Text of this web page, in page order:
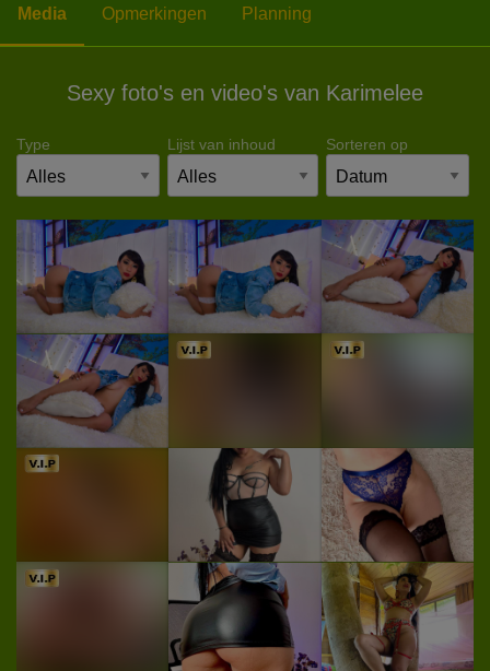
Media Opmerkingen Planning
Sexy foto's en video's van Karimelee
Type Lijst van inhoud Sorteren op